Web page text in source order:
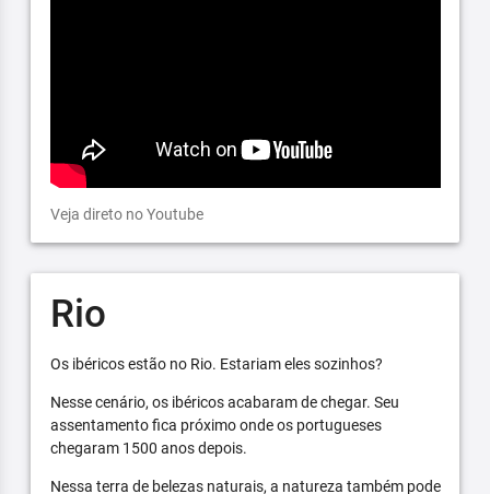
Veja direto no Youtube
Rio
Os ibéricos estão no Rio. Estariam eles sozinhos?
Nesse cenário, os ibéricos acabaram de chegar. Seu
assentamento fica próximo onde os portugueses
chegaram 1500 anos depois.
Nessa terra de belezas naturais, a natureza também pode